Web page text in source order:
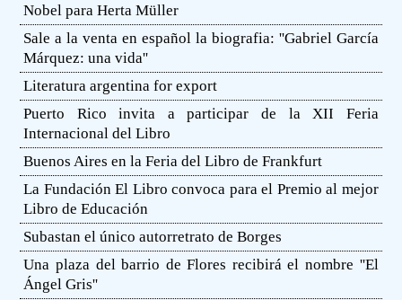
Nobel para Herta Müller
Sale a la venta en español la biografia: ''Gabriel García
Márquez: una vida''
Literatura argentina for export
Puerto Rico invita a participar de la XII Feria
Internacional del Libro
Buenos Aires en la Feria del Libro de Frankfurt
La Fundación El Libro convoca para el Premio al mejor
Libro de Educación
Subastan el único autorretrato de Borges
Una plaza del barrio de Flores recibirá el nombre ''El
Ángel Gris''